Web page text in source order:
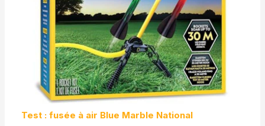
Test : fusée à air Blue Marble National